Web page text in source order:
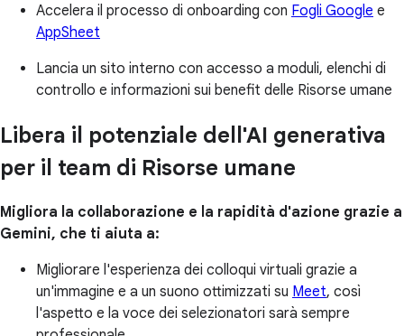
Accelera il processo di onboarding con Fogli Google e
AppSheet
Lancia un sito interno con accesso a moduli, elenchi di
controllo e informazioni sui benefit delle Risorse umane
Libera il potenziale dell'AI generativa
per il team di Risorse umane
Migliora la collaborazione e la rapidità d'azione grazie a
Gemini, che ti aiuta a:
Migliorare l'esperienza dei colloqui virtuali grazie a
un'immagine e a un suono ottimizzati su Meet, così
l'aspetto e la voce dei selezionatori sarà sempre